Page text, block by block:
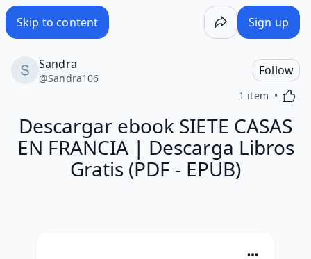
Skip to content Sign up
Sandra
@Sandra106
Follow
1 item
Descargar ebook SIETE CASAS
EN FRANCIA | Descarga Libros
Gratis (PDF - EPUB)